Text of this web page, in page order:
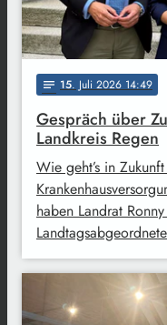
notes 15. Juli 2026 14:49
Gespräch über
Landkreis Regen
Wie geht’s in
haben Landrat